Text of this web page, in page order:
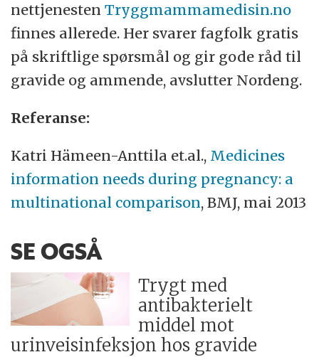
nettjenestenTryggmammamedisin.no
finnes allerede. Her svarer fagfolk gratis
på skriftlige spørsmål og gir gode råd til
gravide og ammende, avslutter Nordeng.
Referanse:
Katri Hämeen-Anttila et.al., Medicines
information needs during pregnancy: a
multinational comparison, BMJ, mai 2013
SE OGSÅ
Trygt med
antibakterielt
middel mot
urinveisinfeksjon hos gravide